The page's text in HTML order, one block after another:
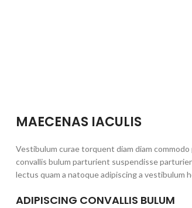
MAECENAS IACULIS
Vestibulum curae torquent diam diam
convallis bulum parturient suspendisse
lectus quam a natoque adipiscing a vestibulum
ADIPISCING CONVALLIS BULUM